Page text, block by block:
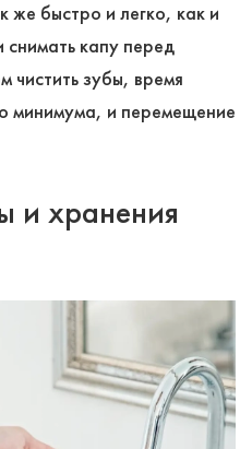
же быстро и легко, как и
снимать капу перед
чистить зубы, время
минимума, и перемещение
и хранения